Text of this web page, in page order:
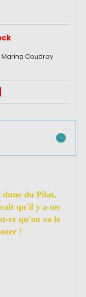
Coudray
dune du Pilat,
qu'il y a un
ce qu'on va le
!